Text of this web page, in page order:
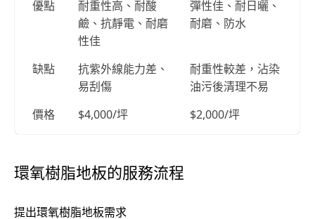
優點
耐重性高、耐酸
鹼、抗靜電、耐磨
性佳
彈性佳、耐日曬、
耐磨、防水
缺點
抗紫外線能力差、
易刮傷
耐重性較差，沾染
油污後清理不易
價格
$4,000/坪 $2,000/坪
環氧樹脂地板的服務流程
提出環氧樹脂地板需求